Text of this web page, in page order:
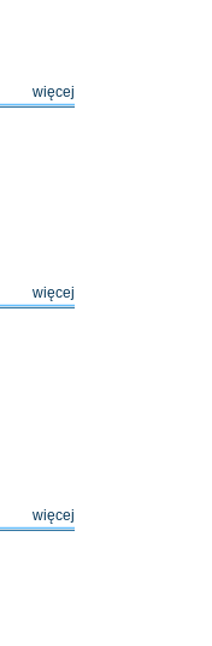
więcej
więcej
więcej